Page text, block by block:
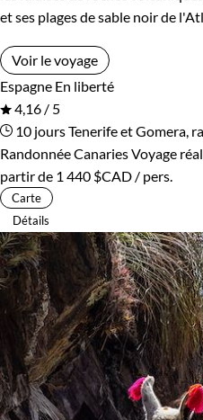
et ses plages de sable noir de
Voir le voyage
Espagne En liberté
4,16 / 5
10 joursTenerife et Gomera,
Randonnée CanariesVoyage
partir de 1 440 $CAD / pers.
Carte
Détails